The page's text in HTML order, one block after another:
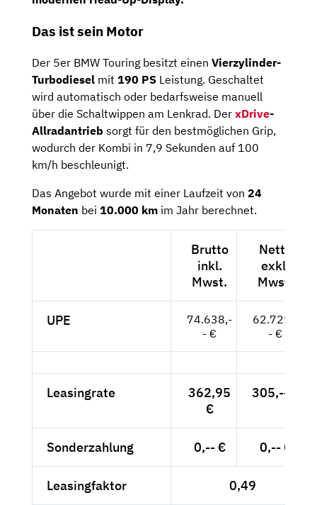
Das ist sein Motor
Der 5er BMW Touring besitzt einen Vierzylinder-
Turbodiesel mit 190 PS Leistung. Geschaltet
wird automatisch oder bedarfsweise manuell
über die Schaltwippen am Lenkrad. Der xDrive-
Allradantrieb sorgt für den bestmöglichen Grip,
wodurch der Kombi in 7,9 Sekunden auf 100
km/h beschleunigt.
Das Angebot wurde mit einer Laufzeit von 24
Monaten bei 10.000 km im Jahr berechnet.
Brutto
inkl.
Mwst.
Netto
exkl.
Mwst.
UPE
74.638,-
- €
62.721,-
- €
Leasingrate
362,95
€
305,-- €
Sonderzahlung 0,-- € 0,-- €
Leasingfaktor 0,49